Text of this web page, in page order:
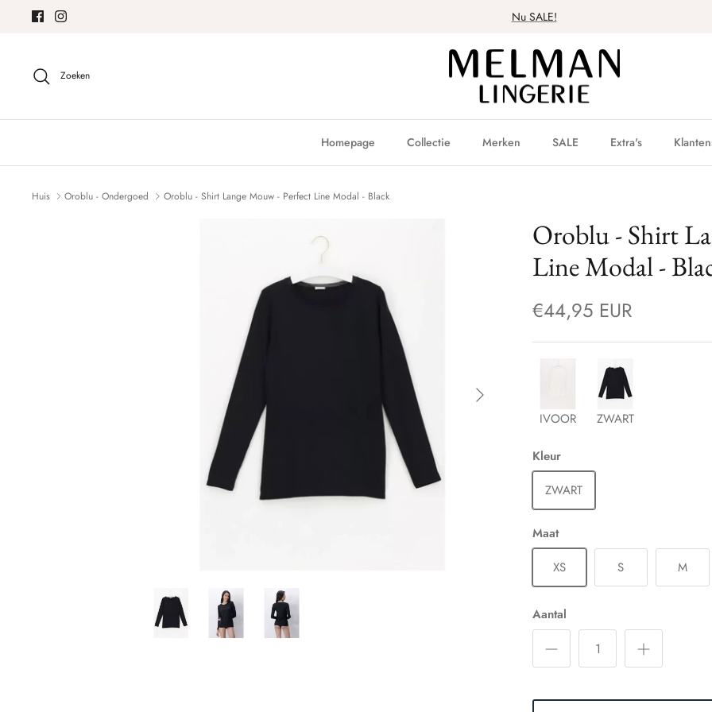
Meteen
content
Nu SALE!
Zoeken
Homepage Collectie Merken SALE Extra's
Huis Oroblu - Ondergoed Oroblu - Shirt Lange Mouw - Perfect Line Modal - Black
Oroblu - Shirt
Line Modal -
€44,95 EUR
IVOOR ZWART
Kleur
ZWART
Maat
XS
S M
Aantal